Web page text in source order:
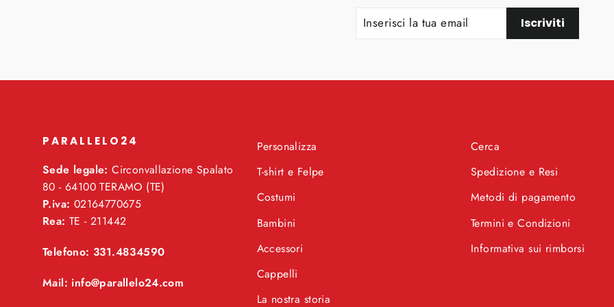
INSERISCI
ISCRIVITI
Iscriviti
PARALLELO24
Sede legale: Circonvallazione Spalato
80 - 64100 TERAMO (TE)
P.iva: 02164770675
Rea: TE - 211442
Telefono: 331.4834590
Mail: info@parallelo24.com
Personalizza
T-shirt e Felpe
Costumi
Bambini
Accessori
Cappelli
La nostra storia
Cerca
Spedizione e Resi
Metodi di pagamento
Termini e Condizioni
Informativa sui rimborsi